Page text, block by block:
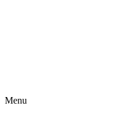
Menu